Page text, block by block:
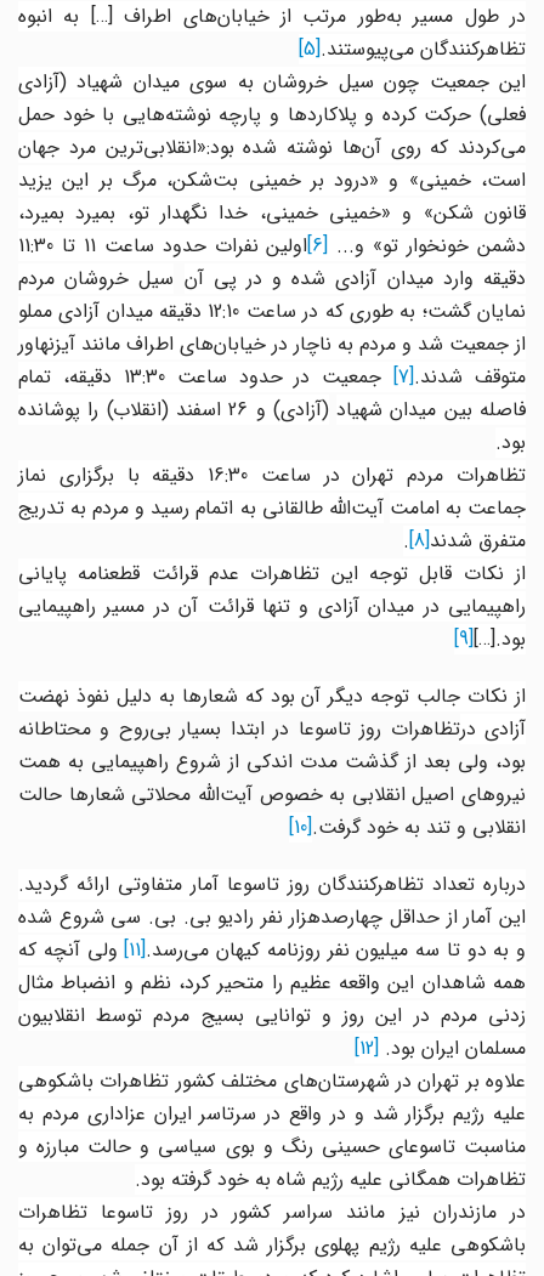
در طول مسیر به‌طور مرتب از خیابان‌های اطراف[…]به انبوه
تظاهرکنندگان می‌پیوستند.
[5]
این جمعیت چون سیل خروشان به سوی میدان شهیاد (آزادی
فعلی) حرکت کرده و پلاکاردها و پارچه نوشته‌هایی با خود حمل
می‌کردند که روی آنها نوشته شده بود:«انقلابی‌ترین مرد جهان
است، خمینی» و «درود بر خمینی بت‌شکن، مرگ بر این یزید
قانون شکن» و «خمینی خمینی، خدا نگهدار تو، بمیرد بمیرد،
دشمن خونخوار تو» و...[6]
اولین نفرات حدود ساعت 11 تا 11:30
دقیقه وارد میدان آزادی شده و در پی آن سیل خروشان مردم
نمایان گشت؛ به طوری که در ساعت 12:10 دقیقه میدان آزادی مملو
از جمعیت شد و مردم به ناچار در خیابان‌های اطراف مانند آیزنهاور
متوقف شدند.[7]
جمعیت در حدود ساعت 13:30 دقیقه، تمام
فاصله بین میدان شهیاد
(آزادی) و 26 اسفند (انقلاب) را پوشانده
بود.
تظاهرات مردم تهران در ساعت 16:30 دقیقه با برگزاری نماز
جماعت به امامت آیت‌الله طالقانی به اتمام رسید و مردم به تدریج
متفرق شدند[8]
.
از نکات قابل توجه این تظاهرات عدم قرائت قطعنامه پایانی
راهپیمایی در میدان آزادی و تنها قرائت آن در مسیر راهپیمایی
بود.[…]
[9]
از نکات جالب توجه دیگر آن بود که شعارها به دلیل نفوذ نهضت
آزادی در تظاهرات روز تاسوعا در ابتدا بسیار بی‌روح و محتاطانه
بود، ولی بعد از گذشت مدت اندکی از شروع راهپیمایی به همت
نیروهای اصیل انقلابی به خصوص آیت‌الله محلاتی شعارها حالت
انقلابی و تند به خود گرفت.[10]
درباره تعداد تظاهرکنندگان روز تاسوعا آمار متفاوتی ارائه گردید.
این آمار از حداقل چهارصدهزار نفر رادیو بی. بی. سی شروع شده
و به دو تا سه میلیون نفر روزنامه کیهان می‌رسد.[11] ولی آنچه که
همه شاهدان این واقعه عظیم را متحیر کرد، نظم و انضباط مثال
زدنی مردم در این روز و توانایی بسیج مردم توسط انقلابیون
مسلمان ایران بود.[12]
علاوه بر تهران در شهرستان‌های مختلف کشور تظاهرات باشکوهی
علیه رژیم برگزار شد و در واقع در سرتاسر ایران عزاداری مردم به
مناسبت تاسوعای حسینی رنگ و بوی سیاسی و حالت مبارزه و
تظاهرات همگانی علیه رژیم شاه به خود گرفته بود.
در مازندران نیز مانند سراسر کشور در روز تاسوعا تظاهرات
باشکوهی علیه رژیم پهلوی برگزار شد که از آن جمله می‌توان به